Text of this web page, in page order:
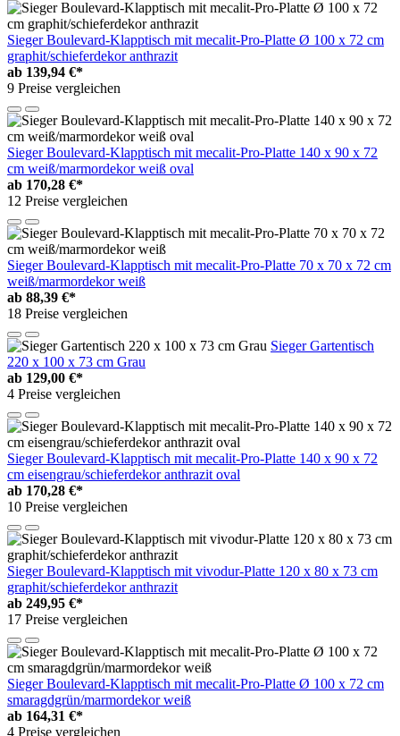
Sieger Boulevard-Klapptisch mit mecalit-Pro-Platte Ø 100 x 72 cm
graphit/schieferdekor anthrazit
ab 139,94 €*
9 Preise vergleichen
Sieger Boulevard-Klapptisch mit mecalit-Pro-Platte 140 x 90 x 72
cm weiß/marmordekor weiß oval
ab 170,28 €*
12 Preise vergleichen
Sieger Boulevard-Klapptisch mit mecalit-Pro-Platte 70 x 70 x 72 cm
weiß/marmordekor weiß
ab 88,39 €*
18 Preise vergleichen
Sieger Gartentisch
220 x 100 x 73 cm Grau
ab 129,00 €*
4 Preise vergleichen
Sieger Boulevard-Klapptisch mit mecalit-Pro-Platte 140 x 90 x 72
cm eisengrau/schieferdekor anthrazit oval
ab 170,28 €*
10 Preise vergleichen
Sieger Boulevard-Klapptisch mit vivodur-Platte 120 x 80 x 73 cm
graphit/schieferdekor anthrazit
ab 249,95 €*
17 Preise vergleichen
Sieger Boulevard-Klapptisch mit mecalit-Pro-Platte Ø 100 x 72 cm
smaragdgrün/marmordekor weiß
ab 164,31 €*
4 Preise vergleichen